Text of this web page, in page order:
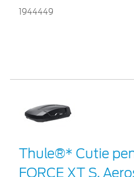
1944449
Thule®* Cutie
FORCE XT S,